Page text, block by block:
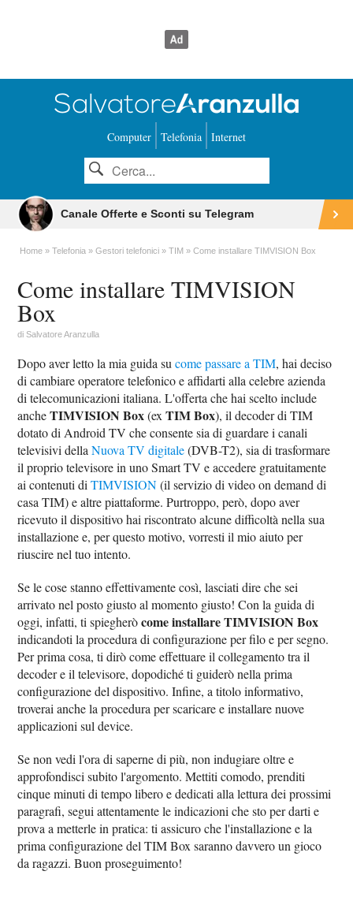
Computer Telefonia Internet
Canale Offerte e Sconti su Telegram
Home Telefonia Gestori telefonici TIM Come installare TIMVISION Box
Come installare TIMVISION
Box
diSalvatore Aranzulla
Dopo aver letto la mia guida sucome passare a TIM, hai deciso
di cambiare operatore telefonico e affidarti alla celebre azienda
di telecomunicazioni italiana. L'offerta che hai scelto include
ancheTIMVISION Box(exTIM Box), il decoder di TIM
dotato di Android TV che consente sia di guardare i canali
televisivi dellaNuova TV digitale(DVB-T2), sia di trasformare
il proprio televisore in uno Smart TV e accedere gratuitamente
ai contenuti diTIMVISION(il servizio di video on demand di
casa TIM) e altre piattaforme. Purtroppo, però, dopo aver
ricevuto il dispositivo hai riscontrato alcune difficoltà nella sua
installazione e, per questo motivo, vorresti il mio aiuto per
riuscire nel tuo intento.
Se le cose stanno effettivamente così, lasciati dire che sei
arrivato nel posto giusto al momento giusto! Con la guida di
oggi, infatti, ti spiegheròcome installare TIMVISION Box
indicandoti la procedura di configurazione per filo e per segno.
Per prima cosa, ti dirò come effettuare il collegamento tra il
decoder e il televisore, dopodiché ti guiderò nella prima
configurazione del dispositivo. Infine, a titolo informativo,
troverai anche la procedura per scaricare e installare nuove
applicazioni sul device.
Se non vedi l'ora di saperne di più, non indugiare oltre e
approfondisci subito l'argomento. Mettiti comodo, prenditi
cinque minuti di tempo libero e dedicati alla lettura dei prossimi
paragrafi, segui attentamente le indicazioni che sto per darti e
prova a metterle in pratica: ti assicuro che l'installazione e la
prima configurazione del TIM Box saranno davvero un gioco
da ragazzi. Buon proseguimento!